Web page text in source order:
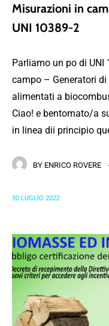
Misurazioni in
UNI 10389-2
Parliamo un po di
campo – Generatori
alimentati a
Ciao! e bentornato/a
in linea dii principio
BY ENRICO ROVERE
30 LUGLIO 2022